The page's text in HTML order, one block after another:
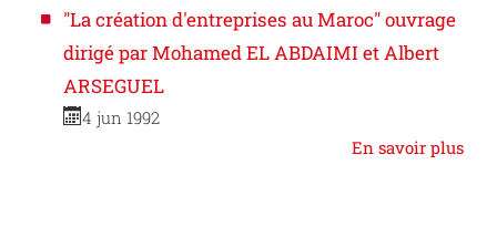
"La création d'entreprises au Maroc" ouvrage
dirigé par Mohamed EL ABDAIMI et Albert
ARSEGUEL
4 jun 1992
En savoir plus